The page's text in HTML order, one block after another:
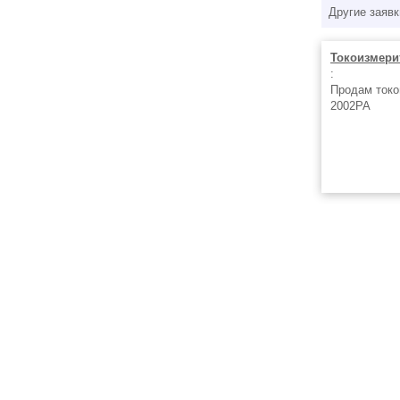
Другие
:
Продам
2002PA